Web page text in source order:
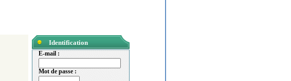
Identification
E-mail :
Mot de passe :